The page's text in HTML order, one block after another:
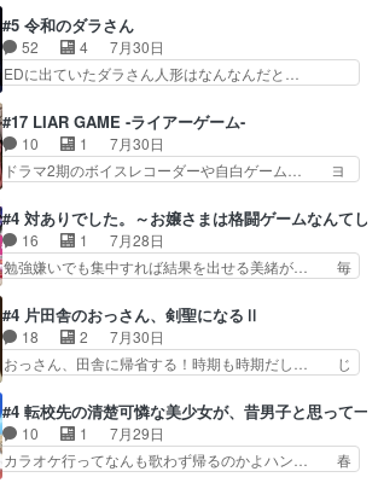
組みか‥Lv200帯の… そのために役割を超越する
者の出現させるた… アリスのお陰で他の勇者達も
共闘してくれ魔…
ちゃんの恋愛話をしたり、タバコを生産… ここう
っすら思ったことズバリ言ってくれて… おかし
い、さわやかだ 世話好きの陰に支配… ヤクねこ
のクワガタ取りの話見て切なくなっ… 普段は選別
れww唐突な作画力の正… なんか今日はかなり一
瞬で終わっちまったっ… 先週と比べてまだまとも
に見えた。4話は過…
#5 令和のダラさん
52 4
7月30日
EDに出ていたダラさん人形はなんなんだと…
惨な過去がきっちり現代に継承されている… ダラ
さんと姉弟の母との出会いの話やはりダ… ダラさ
んの過去話も佳境…げに恐ろしいは人… 第５話感
想：２人の過剰な貢ぎ物?の礼とし… 第５話感
系列が4話と入れ替わってるのね… こんなデカイ
のどうやって運ぶんだよ！？姉… ダラさん、人型
形態にもなれるんか!?w髪…
#17 LIAR GAME -ライアーゲーム-
10 1
7月30日
ドラマ2期のボイスレコーダーや自白ゲーム… ヨ
国の奴らも馬鹿が多いが、夜の国も同じ… ご視聴
ありがとうございました来週もよろし… 握った◯
治郎（中の人的に）仲間であるプレ… ヨコヤの頭
の回転の速さと人間の心理を利用… 夜の国のヨコ
で夜の国の独裁支配を強化、… やはりヨコヤいい
ですね。昼の国が勝てる流… 役で出演いたしまし
た。次回も緊張が止まり…
#4 対ありでした。～お嬢さまは格闘ゲームなんてし
16 1
7月28日
勉強嫌いでも集中すれば結果を出せる美緒が… 毎
なゲームも相手が強すぎるとやる気無く… テー
マ：テスト勉強と大会感想は、美緒がテ… すげー
ーーーーーーーー良い……。女性声優… 深夜の格
ゲー対戦よりテストの方がよっぽど… 真剣に授業
ストに向けて勉強会！美緒ちゃ… 受験勉強と戦闘
の2択なら戦闘を選ぶ娘w美… 勉強嫌いでバトル
を選ぶって、ひぐらしの沙…
#4 片田舎のおっさん、剣聖になるⅡ
18 2
7月30日
おっさん、田舎に帰省する！時期も時期だし… じ
れない爺さんには夢が詰まってると思う… クル
ニ、ヘンブリッツ、ミュイと一緒におっ… 帰省、
お供ヒロインはクルニ。順番的には確… 父親から
手紙が来た。サーベルボアの退治の… ここでヘン
#4 転校先の清楚可憐な美少女が、昔男子と思って一
10 1
7月29日
カラオケ行ってなんも歌わず帰るのかよハン… 春